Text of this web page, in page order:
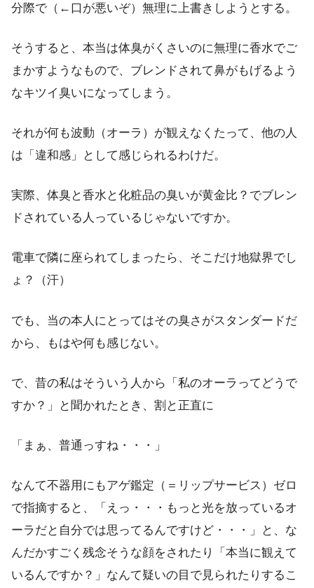
分際で（←口が悪いぞ）無理に上書きしようとする。
そうすると、本当は体臭がくさいのに無理に香水でご
まかすようなもので、ブレンドされて鼻がもげるよう
なキツイ臭いになってしまう。
それが何も波動（オーラ）が観えなくたって、他の人
は「違和感」として感じられるわけだ。
実際、体臭と香水と化粧品の臭いが黄金比？でブレン
ドされている人っているじゃないですか。
電車で隣に座られてしまったら、そこだけ地獄界でし
ょ？（汗）
でも、当の本人にとってはその臭さがスタンダードだ
から、もはや何も感じない。
で、昔の私はそういう人から「私のオーラってどうで
すか？」と聞かれたとき、割と正直に
「まぁ、普通っすね・・・」
なんて不器用にもアゲ鑑定（＝リップサービス）ゼロ
で指摘すると、「えっ・・・もっと光を放っているオ
ーラだと自分では思ってるんですけど・・・」と、な
んだかすごく残念そうな顔をされたり「本当に観えて
いるんですか？」なんて疑いの目で見られたりするこ